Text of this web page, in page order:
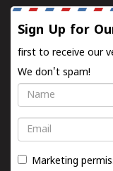
Sign Up for
first to receive our
We don't spam!
Name
Email
Marketing